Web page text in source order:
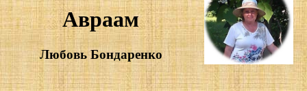
Авраам
Любовь Бондаренко